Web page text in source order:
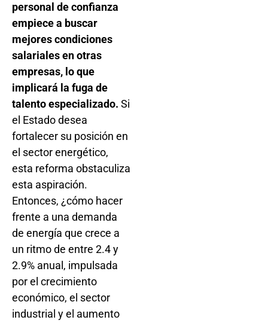
personal de confianza
empiece a buscar
mejores condiciones
salariales en otras
empresas, lo que
implicará la fuga de
talento especializado. Si
el Estado desea
fortalecer su posición en
el sector energético,
esta reforma obstaculiza
esta aspiración.
Entonces, ¿cómo hacer
frente a una demanda
de energía que crece a
un ritmo de entre 2.4 y
2.9% anual, impulsada
por el crecimiento
económico, el sector
industrial y el aumento